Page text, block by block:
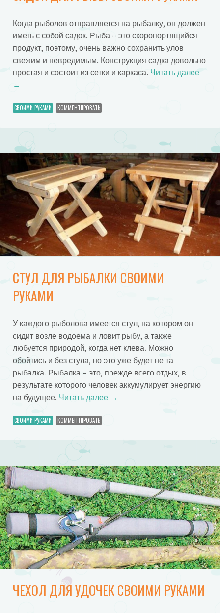
Когда рыболов отправляется на рыбалку, он должен
иметь с собой садок. Рыба – это скоропортящийся
продукт, поэтому, очень важно сохранить улов
свежим и невредимым. Конструкция садка довольно
простая и состоит из сетки и каркаса. Читать далее
→
СВОИМИ РУКАМИ КОММЕНТИРОВАТЬ
СТУЛ ДЛЯ РЫБАЛКИ СВОИМИ
РУКАМИ
У каждого рыболова имеется стул, на котором он
сидит возле водоема и ловит рыбу, а также
любуется природой, когда нет клева. Можно
обойтись и без стула, но это уже будет не та
рыбалка. Рыбалка – это, прежде всего отдых, в
результате которого человек аккумулирует энергию
на будущее. Читать далее →
СВОИМИ РУКАМИ КОММЕНТИРОВАТЬ
ЧЕХОЛ ДЛЯ УДОЧЕК СВОИМИ РУКАМИ